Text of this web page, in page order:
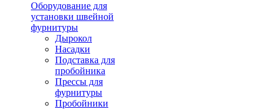
Оборудование для
установки швейной
фурнитуры
Дырокол
Насадки
Подставка для
пробойника
Прессы для
фурнитуры
Пробойники